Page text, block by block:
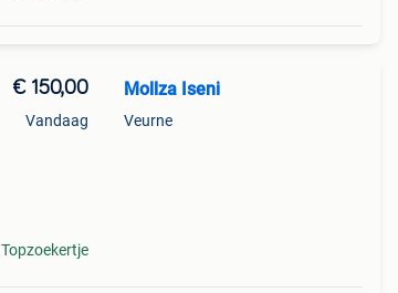
€ 150,00
Vandaag
Topzoekertje
Mollza Iseni
Veurne